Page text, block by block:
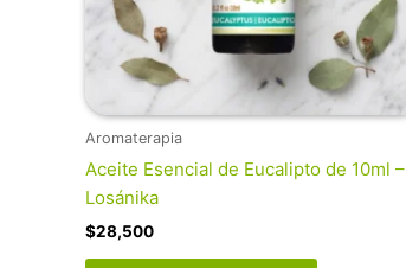
Aromaterapia
Aceite Esencial de Eucalipto de 10ml –
Losánika
$28,500